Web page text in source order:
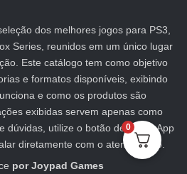
dos melhores jogos para PS3,
Series, reunidos em um único lugar
Este catálogo tem como objetivo
e formatos disponíveis, exibindo
e como os produtos são
exibidas servem apenas como
dúvidas, utilize o botão de WhatsApp
diretamente com o atendimento.
porJoypad Games
0